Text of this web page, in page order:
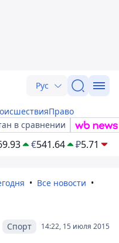
Рус
Право
в сравнении
€541.64 ₽5.71
Все новости
14:22, 15 июля 2015
Спорт